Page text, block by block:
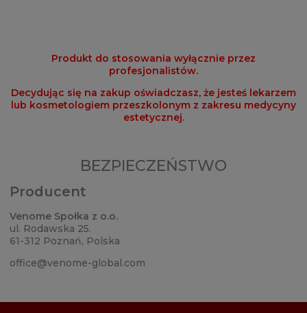
Produkt do stosowania wyłącznie przez
profesjonalistów.
Decydując się na zakup oświadczasz, że jesteś lekarzem
lub kosmetologiem przeszkolonym z zakresu medycyny
estetycznej.
BEZPIECZEŃSTWO
Producent
Venome Społka z o.o.
ul. Rodawska 25.
61-312 Poznań, Polska
office@venome-global.com